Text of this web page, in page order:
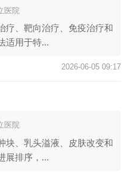
医院
疗、靶向治疗、免疫治疗和
适用于特...
2026-06-05 09:17
医院
块、乳头溢液、皮肤改变和
展排序，...